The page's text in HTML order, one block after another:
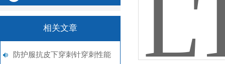
相关文章
防护服抗皮下穿刺针穿刺性能